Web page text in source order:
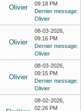
Olivier
09:18 PM
Dernier message:
Olivier
Olivier
08-03-2026,
09:16 PM
Dernier message:
Olivier
Olivier
08-03-2026,
09:15 PM
Dernier message:
Olivier
08-02-2026,
02:26 PM